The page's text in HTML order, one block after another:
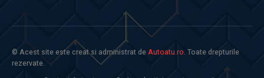
© Acest site este creat si administrat deAutoatu.ro. Toate drepturile
rezervate.